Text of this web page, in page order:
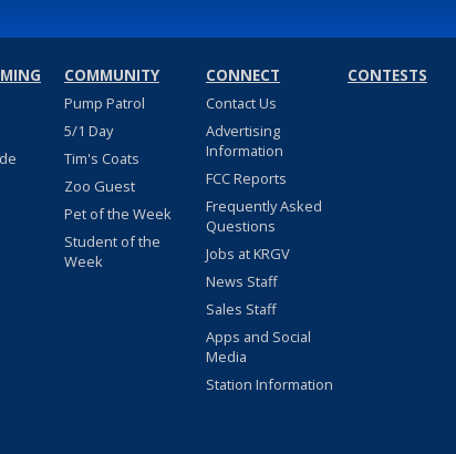
COMMUNITY
Pump Patrol
5/1 Day
Tim's Coats
Zoo Guest
Pet of the Week
Student of the
Week
CONNECT
Contact Us
Advertising
Information
FCC Reports
Frequently Asked
Questions
Jobs at KRGV
News Staff
Sales Staff
Apps and Social
Media
Station Information
CONTESTS